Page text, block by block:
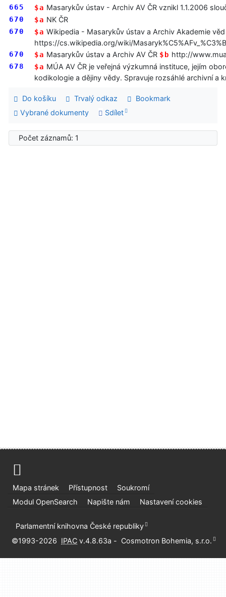
665 $a Masarykův ústav - Archiv AV ČR vznikl 1.1.2006
670 $a NK ČR
670 $a Wikipedia - Masarykův ústav a Archiv Akademie
https://cs.wikipedia.org/wiki/
670 $a Masarykův ústav a Archiv AV ČR $b http://
678 $a MÚA AV ČR je veřejná výzkumná instituce, jejím
kodikologie a dějiny vědy. Spravuje rozsáhlé archivní a
Do košíku Trvalý odkaz
Bookmark
Vybrané dokumenty
Sdílet
Počet záznamů: 1
Mapa stránek Přístupnost
Soukromí
Modul OpenSearch
Napište nám Nastavení cookies
Parlamentní knihovna České republiky
©1993-2026 IPAC v.4.8.63a - Cosmotron Bohemia, s.r.o.